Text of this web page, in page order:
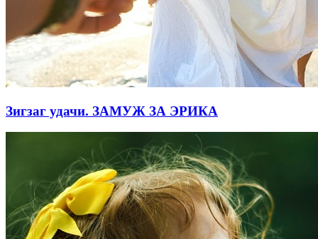
Зигзаг удачи. ЗАМУЖ ЗА ЭРИКА